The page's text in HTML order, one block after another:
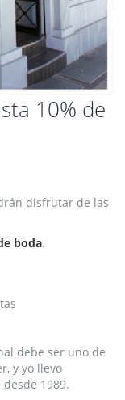
10% de
disfrutar de las
boda.
debe ser uno de
y yo llevo
1989.